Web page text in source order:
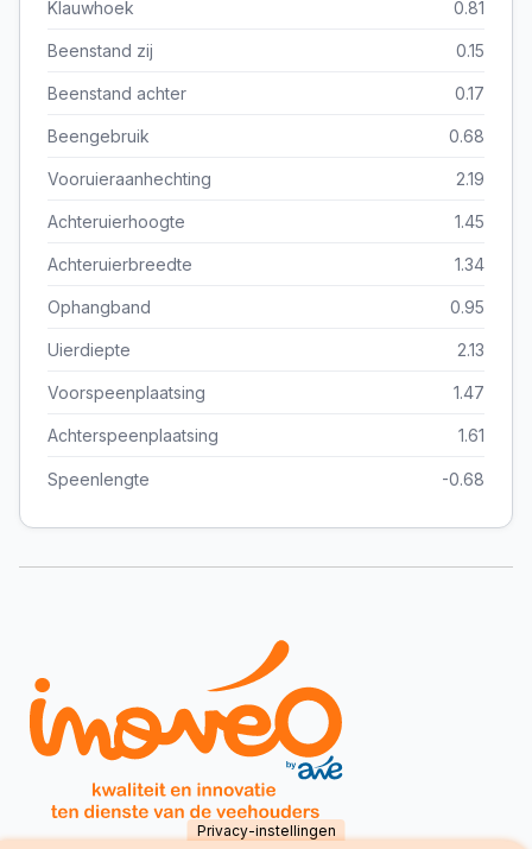
Klauwhoek 0.81
Beenstand zij 0.15
Beenstand achter 0.17
Beengebruik 0.68
Vooruieraanhechting 2.19
Achteruierhoogte 1.45
Achteruierbreedte 1.34
Ophangband 0.95
Uierdiepte 2.13
Voorspeenplaatsing 1.47
Achterspeenplaatsing 1.61
Speenlengte -0.68
Privacy-instellingen